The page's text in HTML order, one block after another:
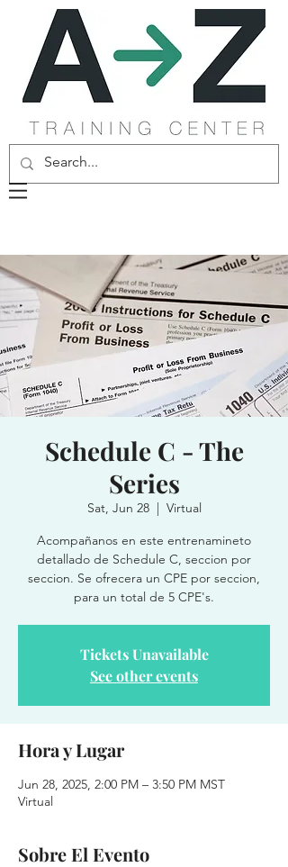
Schedule C - The
Series
Sat, Jun 28
  |
Virtual
Acompañanos en este entrenamineto
detallado de Schedule C, seccion por
seccion. Se ofrecera un CPE por seccion,
para un total de 5 CPE's.
Tickets Unavailable
See other events
Hora y Lugar
Jun 28, 2025, 2:00 PM – 3:50 PM MST
Virtual
Sobre El Evento